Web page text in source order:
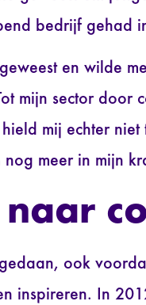
bedrijf gehad
en wilde
mijn sector door
mij echter
meer in mijn
ook
inspireren. In